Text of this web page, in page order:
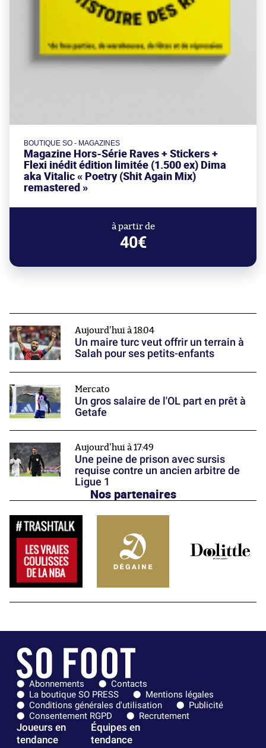
BOUTIQUE SO - MAGAZINES
Magazine Hors-Série Raves + Stickers +
Flexi inédit édition limitée (1.500 ex) Dima
aka Vitalic « Poetry (Shit Again Mix)
remastered »
à partir de
40€
Aujourd'hui à 18:04
Un maire turc veut offrir un terrain à
Salah pour ses petits-enfants
Mercato
Un gros salaire de l'OL part en prêt à
Getafe
Aujourd'hui à 17:49
Une peine de prison avec sursis
requise contre un ancien arbitre de
Ligue 1
Nos partenaires
Abonnements
Contacts
La boutique SO PRESS
Mentions légales
Conditions générales d'utilisation
Publicité
Consentement RGPD
Recrutement
Joueurs en
tendance
Équipes en
tendance